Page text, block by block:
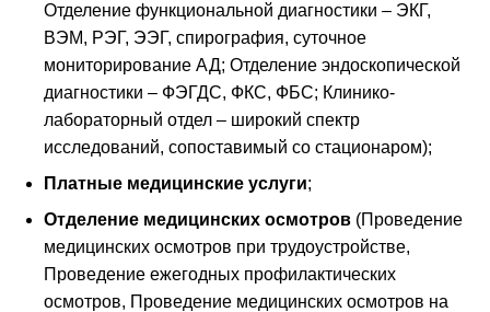
Отделение функциональной диагностики – ЭКГ,
ВЭМ, РЭГ, ЭЭГ, спирография, суточное
мониторирование АД; Отделение эндоскопической
диагностики – ФЭГДС, ФКС, ФБС; Клинико-
лабораторный отдел – широкий спектр
исследований, сопоставимый со стационаром);
Платные медицинские услуги;
Отделение медицинских осмотров (Проведение
медицинских осмотров при трудоустройстве,
Проведение ежегодных профилактических
осмотров, Проведение медицинских осмотров на